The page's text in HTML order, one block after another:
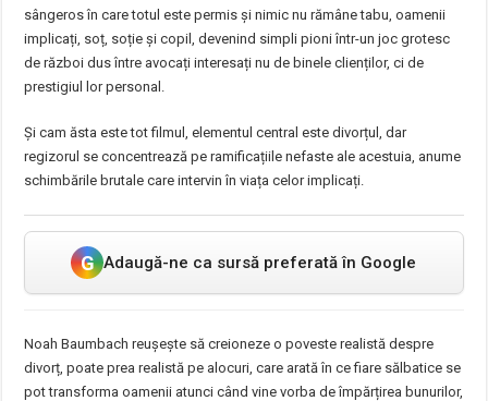
sângeros în care totul este permis și nimic nu rămâne tabu, oamenii
implicați, soț, soție și copil, devenind simpli pioni într-un joc grotesc
de război dus între avocați interesați nu de binele clienților, ci de
prestigiul lor personal.
Și cam ăsta este tot filmul, elementul central este divorțul, dar
regizorul se concentrează pe ramificațiile nefaste ale acestuia, anume
schimbările brutale care intervin în viața celor implicați.
G Adaugă-ne ca sursă preferată în Google
Noah Baumbach reușește să creioneze o poveste realistă despre
divorț, poate prea realistă pe alocuri, care arată în ce fiare sălbatice se
pot transforma oamenii atunci când vine vorba de împărțirea bunurilor,